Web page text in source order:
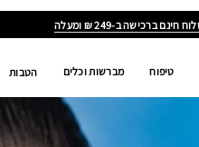
טיפוח מברשות וכלים הטבות